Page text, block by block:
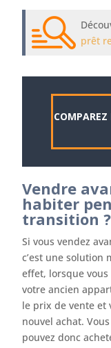
prêt
Vendre
habiter
transition ?
Si vous vendez
c’est une solution
effet, lorsque
votre ancien
le prix de vente et
nouvel achat.
pouvez donc